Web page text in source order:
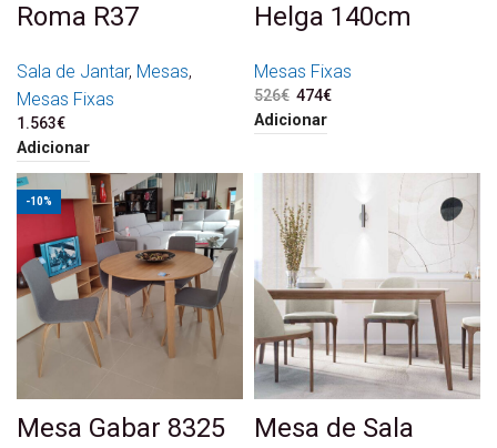
Roma R37
Sala de Jantar, Mesas,
Mesas Fixas
1.563€
Adicionar
Helga 140cm
Mesas Fixas
526€ O preço original era:
526€.
474€
Adicionar
-10%
Mesa Gabar 8325
Mesa de Sala